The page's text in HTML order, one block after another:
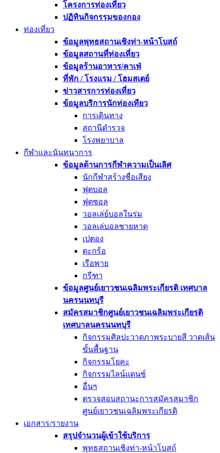
โครงการท่องเที่ยว
ปฏิทินกิจกรรมของกอง
ท่องเที่ยว
ข้อมูลพุทธสถานเชิงท่า-หน้าโบสถ์
ข้อมูลสถานที่ท่องเที่ยว
ข้อมูลร้านอาหาร/คาเฟ่
ที่พัก / โรงแรม / โฮมสเตย์
ข่าวสารการท่องเที่ยว
ข้อมูลบริการนักท่องเทียว
การเดินทาง
สถานีตำรวจ
โรงพยาบาล
กีฬาและนันทนาการ
ข้อมูลด้านการกีฬาความเป็นเลิศ
นักกีฬาสร้างชื่อเสียง
ฟุตบอล
ฟุตซอล
วอลเล่ย์บอลในร่ม
วอลเล่บอลชายหาด
เปตอง
ตะกร้อ
เรือพาย
กรีฑา
ข้อมูลศูนย์เยาวชนเฉลิมพระเกียรติ เทศบาล
นครนนทบุรี
สมัครสมาชิกศูนย์เยาวชนเฉลิมพระเกียรติ
เทศบาลนครนนทบุรี
กิจกรรมศิลปะวาดภาพระบายสี วาดเส้น
ขั้นพื้นฐาน
กิจกรรมโยคะ
กิจกรรมไลน์แดนซ์
อื่นๆ
ตรวจสอบสถานะการสมัครสมาชิก
ศูนย์เยาวชนเฉลิมพระเกียรติ
เอกสาร/รายงาน
สรุปจำนวนผู้เข้าใช้บริการ
พุทธสถานเชิงท่า-หน้าโบสถ์